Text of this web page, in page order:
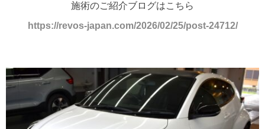
施術のご紹介ブログはこちら
https://revos-japan.com/2026/02/25/post-24712/